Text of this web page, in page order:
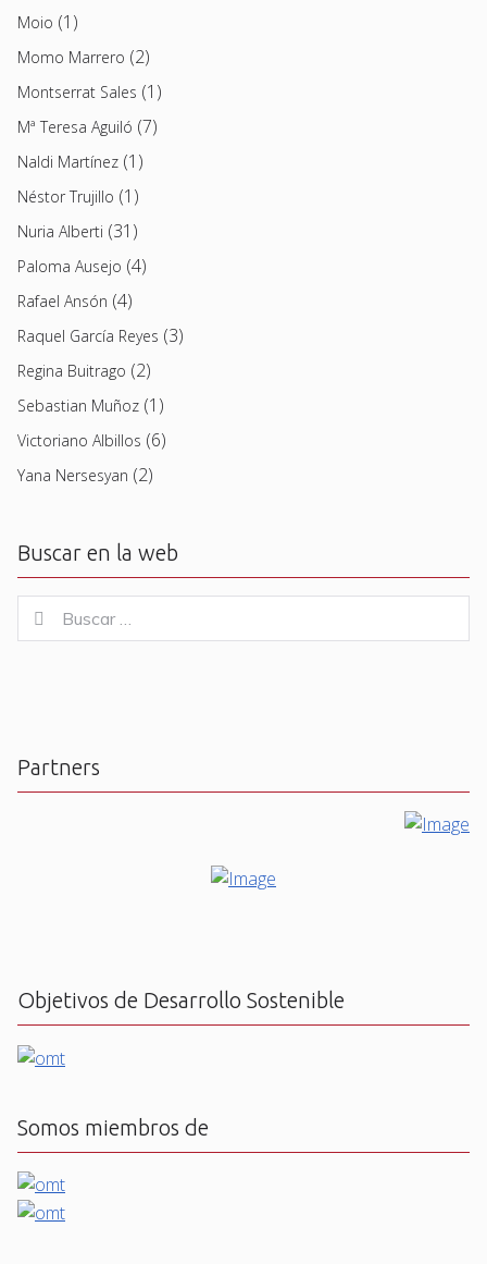
Moio (1)
Momo Marrero (2)
Montserrat Sales (1)
Mª Teresa Aguiló (7)
Naldi Martínez (1)
Néstor Trujillo (1)
Nuria Alberti (31)
Paloma Ausejo (4)
Rafael Ansón (4)
Raquel García Reyes (3)
Regina Buitrago (2)
Sebastian Muñoz (1)
Victoriano Albillos (6)
Yana Nersesyan (2)
Buscar en la web
for:
Buscar
Partners
Objetivos de Desarrollo Sostenible
Somos miembros de